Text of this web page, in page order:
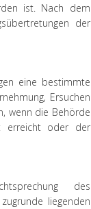
ist. Nach dem
der
eine bestimmte
Ersuchen
wenn die Behörde
erreicht oder der
des
liegenden